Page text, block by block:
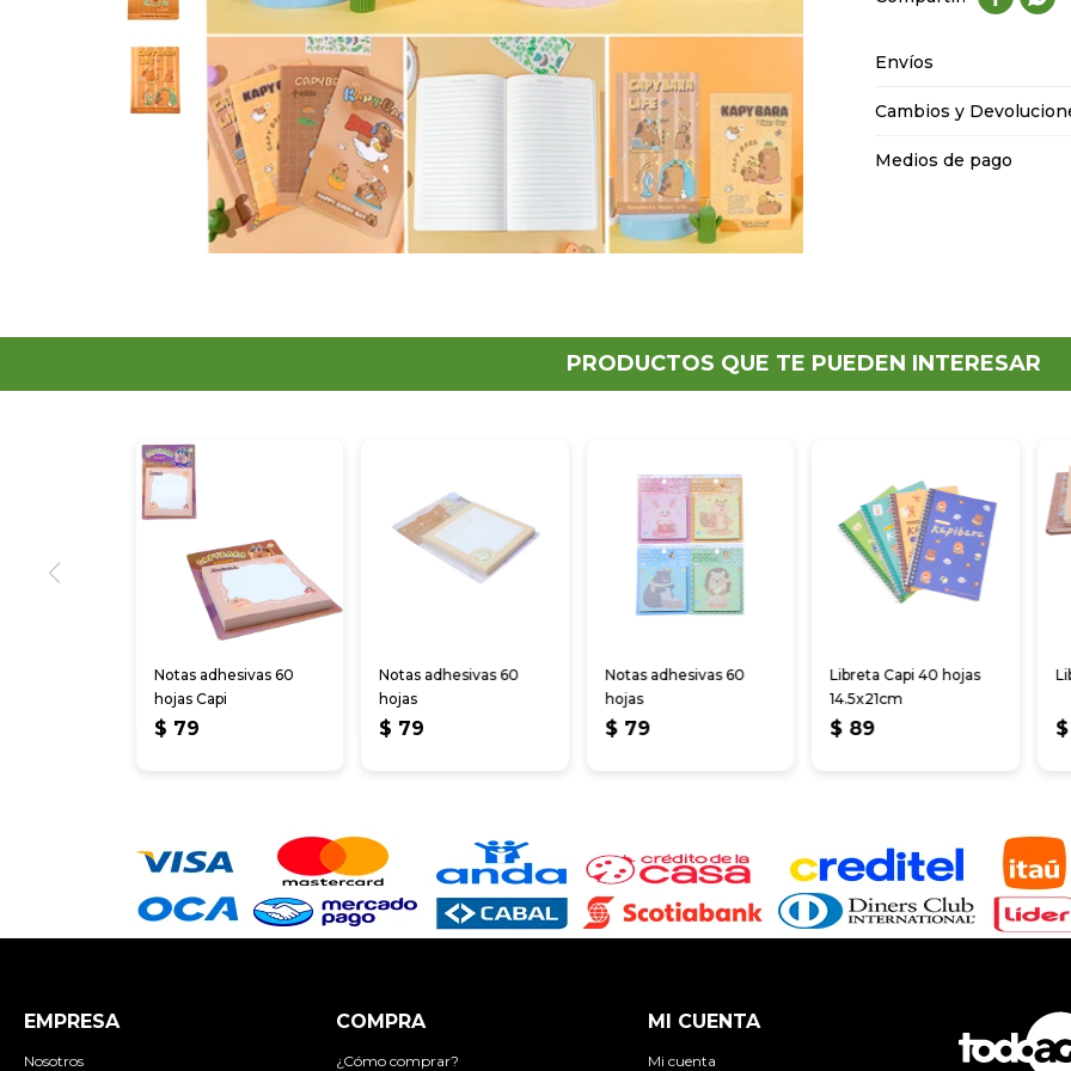
Envíos
Cambios y
Medios de pago
PRODUCTOS QUE TE PUEDEN INTERESAR
Notas adhesivas 60
hojas Capi
$ 79
Notas adhesivas 60
hojas
$ 79
Notas adhesivas 60
hojas
$ 79
Libreta Capi 40 hojas
14.5x21cm
$ 89 $
EMPRESA
Nosotros
COMPRA
¿Cómo comprar?
MI CUENTA
Mi cuenta